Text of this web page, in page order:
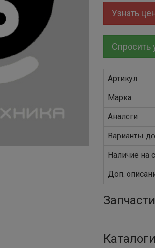
Узнать
Спросить
Артикул
Марка
Аналоги
Варианты
Наличие на
Доп.